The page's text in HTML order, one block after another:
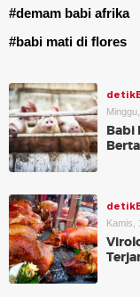
#demam babi afrika
#babi mati di flores
Babi
Kamis,